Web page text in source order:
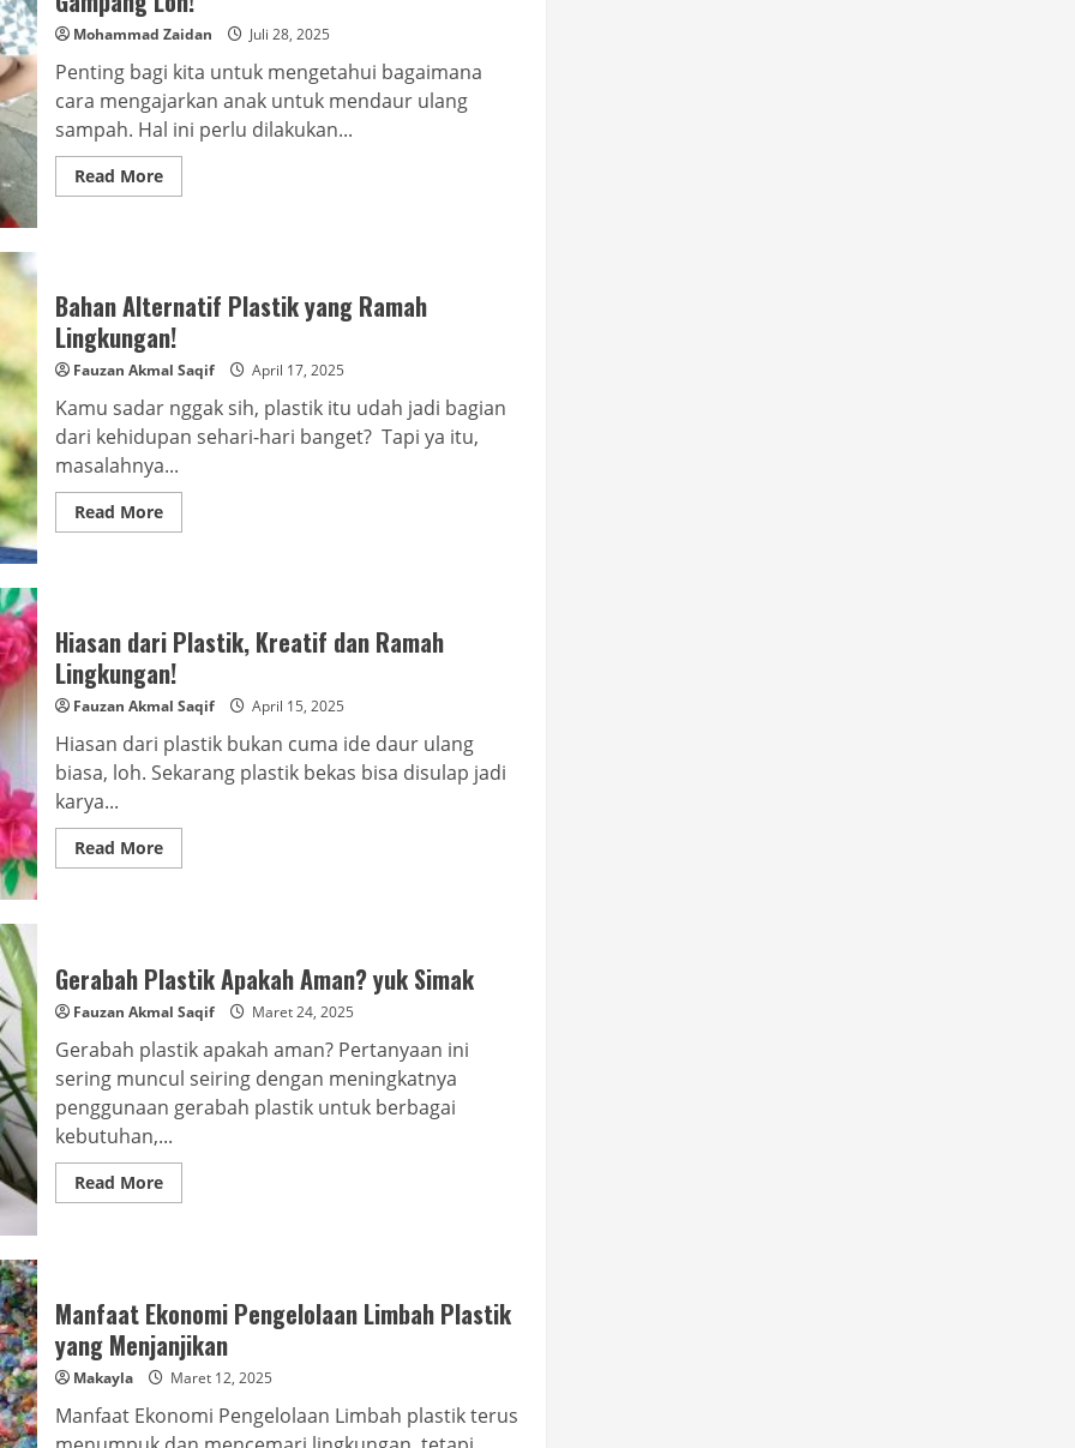
Aman
Mohammad Zaidan Juli 28, 2025
Penting bagi kita untuk mengetahui bagaimana
cara mengajarkan anak untuk mendaur ulang
sampah. Hal ini perlu dilakukan...
Read MoreRead
more
Ulang,
Gampang
Loh!
Bahan Alternatif Plastik yang Ramah
Lingkungan!
Fauzan Akmal Saqif April 17, 2025
Kamu sadar nggak sih, plastik itu udah jadi bagian
dari kehidupan sehari-hari banget? Tapi ya itu,
masalahnya...
Read MoreRead
more
Ramah
Lingkungan!
Hiasan dari Plastik, Kreatif dan Ramah
Lingkungan!
Fauzan Akmal Saqif April 15, 2025
Hiasan dari plastik bukan cuma ide daur ulang
biasa, loh. Sekarang plastik bekas bisa disulap jadi
karya...
Read MoreRead
more
Ramah
Lingkungan!
Gerabah Plastik Apakah Aman? yuk Simak
Fauzan Akmal Saqif Maret 24, 2025
Gerabah plastik apakah aman? Pertanyaan ini
sering muncul seiring dengan meningkatnya
penggunaan gerabah plastik untuk berbagai
kebutuhan,...
Read MoreRead
more
Simak
Manfaat Ekonomi Pengelolaan Limbah Plastik
yang Menjanjikan
Makayla Maret 12, 2025
Manfaat Ekonomi Pengelolaan Limbah plastik terus